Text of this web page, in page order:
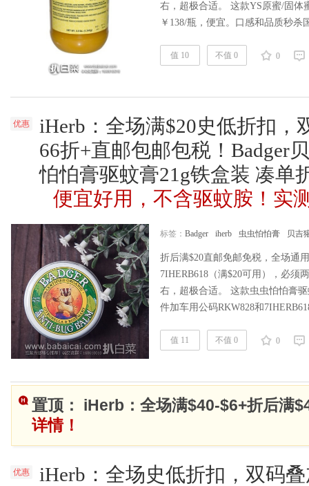
右，超极合适。 这款YS原蜜/固体
￥138/瓶，便宜。口感和品质秒
款Y.S. Eco Bee Farms, Raw
值 10 不值 0 0
优惠
iHerb：全场满$20史低折扣，
66折+直邮包邮包税！Badger
怕怕膏驱蚊膏21g铁盒装 凑单
便宜好用，不含驱蚊胺！实
标签： Badger iherb 虫虫怕怕膏 贝吉
折后满$20直邮免邮免税，全场通
7IHERB618（满$20可用），必须
右，超极合适。 这款虫虫怕怕膏
件加车用公码RKW828和
道。iherb购买地址>> 这款Badger
值 11 不值 0 0
置顶： iHerb：全场满$40-$6+折后满
详情！
优惠
iHerb：全场史低折扣，双码